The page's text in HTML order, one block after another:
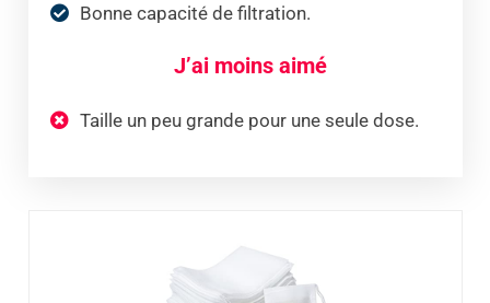
Bonne capacité de filtration.
J’ai moins aimé
Taille un peu grande pour une seule dose.